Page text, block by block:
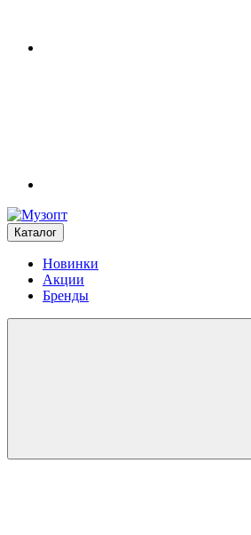
Каталог
Новинки
Акции
Бренды